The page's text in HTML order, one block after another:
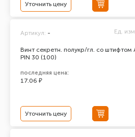
Уточнить цену
Винт секретн. полукр/гл. со
PIN 30 (100)
Артикул: - Ед.
последняя цена:
17.06 ₽
Уточнить цену